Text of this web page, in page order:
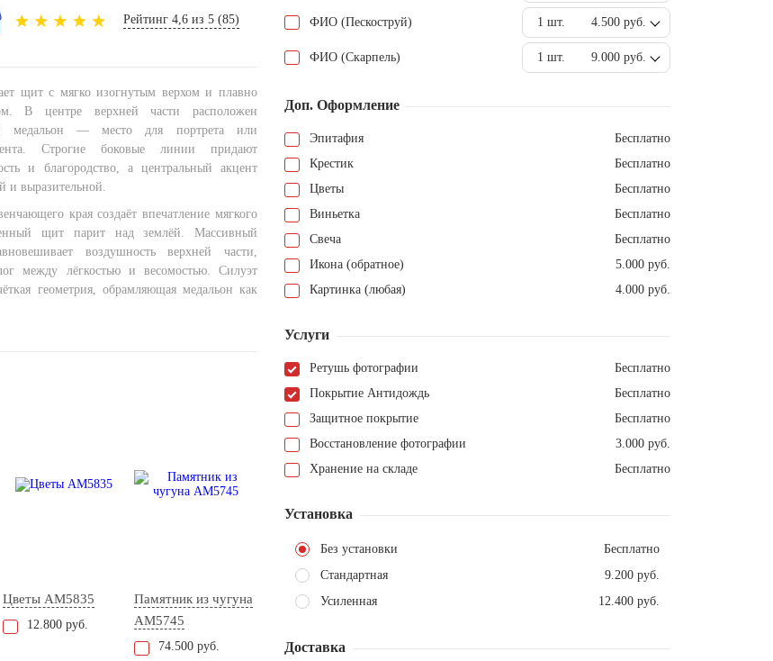
Рейтинг 4,6 из 5 (85)
щит с мягко изогнутым верхом и плавно
В центре верхней части расположен
медальон — место для портрета или
Строгие боковые линии придают
и благородство, а центральный акцент
и выразительной.
края создаёт впечатление мягкого
щит парит над землёй. Массивный
воздушность верхней части,
между лёгкостью и весомостью. Силуэт
геометрия, обрамляющая медальон как
Цветы AM5835
12.800 руб.
Памятник из чугуна
AM5745
74.500 руб.
ФИО (Пескоструй) 1 шт. 4.500 руб.
ФИО (Скарпель) 1 шт. 9.000 руб.
Доп. Оформление
Эпитафия
Бесплатно
Крестик
Бесплатно
Цветы
Бесплатно
Виньетка
Бесплатно
Свеча
Бесплатно
Икона (обратное)
5.000 руб.
Картинка (любая)
4.000 руб.
Услуги
Ретушь фотографии
Бесплатно
Покрытие Антидождь
Бесплатно
Защитное покрытие
Бесплатно
Восстановление фотографии
3.000 руб.
Хранение на складе
Бесплатно
Установка
Без установки
Бесплатно
Стандартная
9.200 руб.
Усиленная
12.400 руб.
Доставка